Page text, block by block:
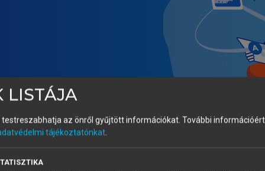
Magyarországon I.
LISTÁJA
testreszabhatja az önről gyűjtött információkat. További
tájékoztatónkat.